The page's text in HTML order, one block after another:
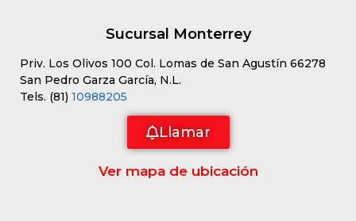
Sucursal Monterrey
Priv. Los Olivos 100 Col. Lomas de San Agustín 66278
San Pedro Garza García, N.L.
Tels. (81) 10988205
Llamar
Ver mapa de ubicación